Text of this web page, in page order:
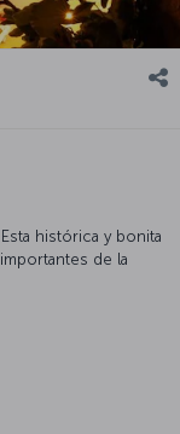
histórica y bonita
de la